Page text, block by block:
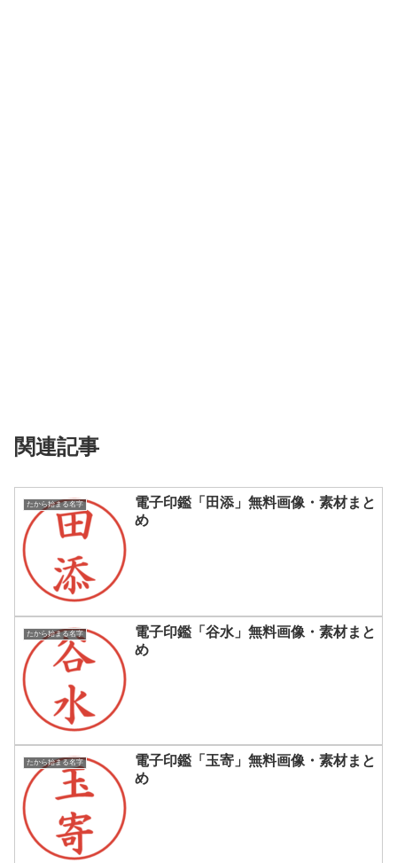
関連記事
たから始まる名字
電子印鑑「田添」無料画像・素材まと
め
たから始まる名字
電子印鑑「谷水」無料画像・素材まと
め
たから始まる名字
電子印鑑「玉寄」無料画像・素材まと
め